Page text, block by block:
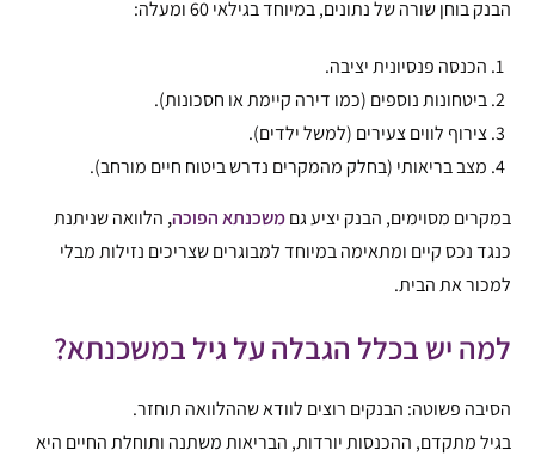
הבנק בוחן שורה של נתונים, במיוחד בגילאי 60 ומעלה:
הכנסה פנסיונית יציבה.
ביטחונות נוספים (כמו דירה קיימת או חסכונות).
צירוף לווים צעירים (למשל ילדים).
מצב בריאותי (בחלק מהמקרים נדרש ביטוח חיים מורחב).
במקרים מסוימים, הבנק יציע גםמשכנתא הפוכה, הלוואה שניתנת
כנגד נכס קיים ומתאימה במיוחד למבוגרים שצריכים נזילות מבלי
למכור את הבית.
למה יש בכלל הגבלה על גיל במשכנתא?
הסיבה פשוטה: הבנקים רוצים לוודא שההלוואה תוחזר.
בגיל מתקדם, ההכנסות יורדות, הבריאות משתנה ותוחלת החיים היא